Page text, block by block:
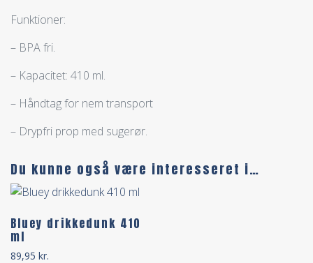
Funktioner:
– BPA fri.
– Kapacitet: 410 ml.
– Håndtag for nem transport
– Drypfri prop med sugerør.
Du kunne også være interesseret i…
Bluey drikkedunk 410
ml
89,95 kr.